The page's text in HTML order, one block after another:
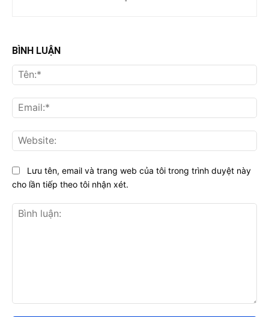
BÌNH LUẬN
Lưu tên, email và trang web của tôi trong trình duyệt này
cho lần tiếp theo tôi nhận xét.